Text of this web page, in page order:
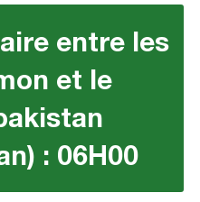
entre les
et le
: 06H00